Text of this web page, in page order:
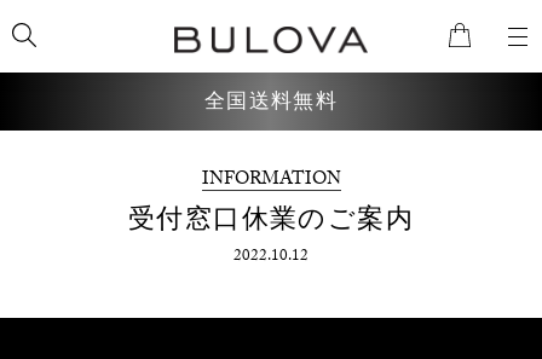
全国送料無料
INFORMATION
受付窓口休業のご案内
2022.10.12